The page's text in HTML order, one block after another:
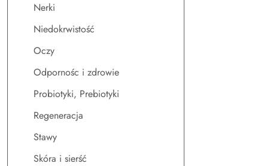
Nerki
Niedokrwistość
Oczy
Odpornośc i zdrowie
Probiotyki, Prebiotyki
Regeneracja
Stawy
Skóra i sierść